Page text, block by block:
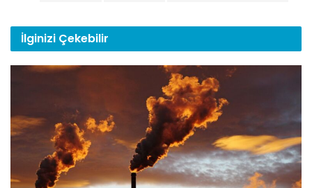
İlginizi Çekebilir